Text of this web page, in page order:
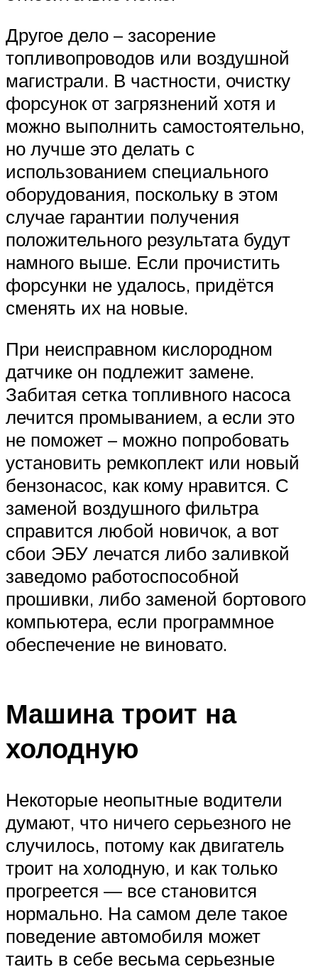
Другое дело – засорение
топливопроводов или воздушной
магистрали. В частности, очистку
форсунок от загрязнений хотя и
можно выполнить самостоятельно,
но лучше это делать с
использованием специального
оборудования, поскольку в этом
случае гарантии получения
положительного результата будут
намного выше. Если прочистить
форсунки не удалось, придётся
сменять их на новые.
При неисправном кислородном
датчике он подлежит замене.
Забитая сетка топливного насоса
лечится промыванием, а если это
не поможет – можно попробовать
установить ремкоплект или новый
бензонасос, как кому нравится. С
заменой воздушного фильтра
справится любой новичок, а вот
сбои ЭБУ лечатся либо заливкой
заведомо работоспособной
прошивки, либо заменой бортового
компьютера, если программное
обеспечение не виновато.
Машина троит на
холодную
Некоторые неопытные водители
думают, что ничего серьезного не
случилось, потому как двигатель
троит на холодную, и как только
прогреется — все становится
нормально. На самом деле такое
поведение автомобиля может
таить в себе весьма серьезные